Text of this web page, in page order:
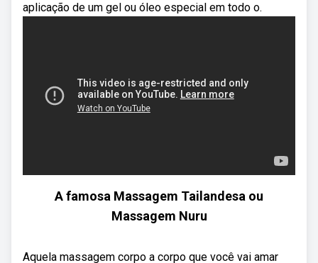
aplicação de um gel ou óleo especial em todo o.
A famosa Massagem Tailandesa ou
Massagem Nuru
Aquela massagem corpo a corpo que você vai amar